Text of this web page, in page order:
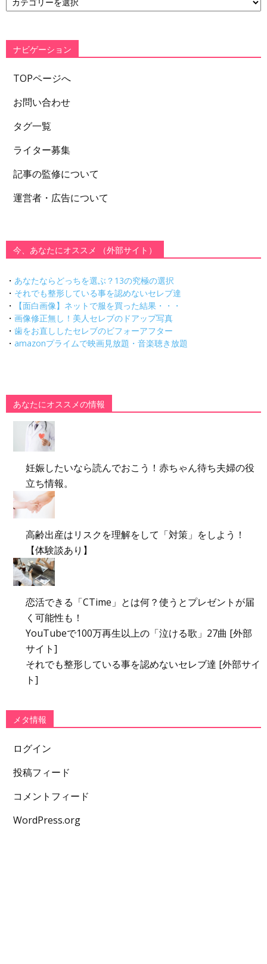
テ
ー
ナビゲーション
TOPページへ
お問い合わせ
タグ一覧
ライター募集
記事の監修について
運営者・広告について
今、あなたにオススメ （外部サイト）
・ あなたならどっちを選ぶ？13の究極の選択
・ それでも整形している事を認めないセレブ達
・
【面白画像】ネットで服を買った結果・・・
・ 画像修正無し！美人セレブのドアップ写真
・ 歯をお直ししたセレブのビフォーアフター
・ amazonプライムで映画見放題・音楽聴き放題
あなたにオススメの情報
妊娠したいなら読んでおこう！赤ちゃん待ち夫婦の役
立ち情報。
高齢出産はリスクを理解をして「対策」をしよう！
【体験談あり】
恋活できる「CTime」とは何？使うとプレゼントが届
く可能性も！
YouTubeで100万再生以上の「泣ける歌」27曲 [外部
サイト]
それでも整形している事を認めないセレブ達 [外部サイ
ト]
メタ情報
ログイン
投稿フィード
コメントフィード
WordPress.org